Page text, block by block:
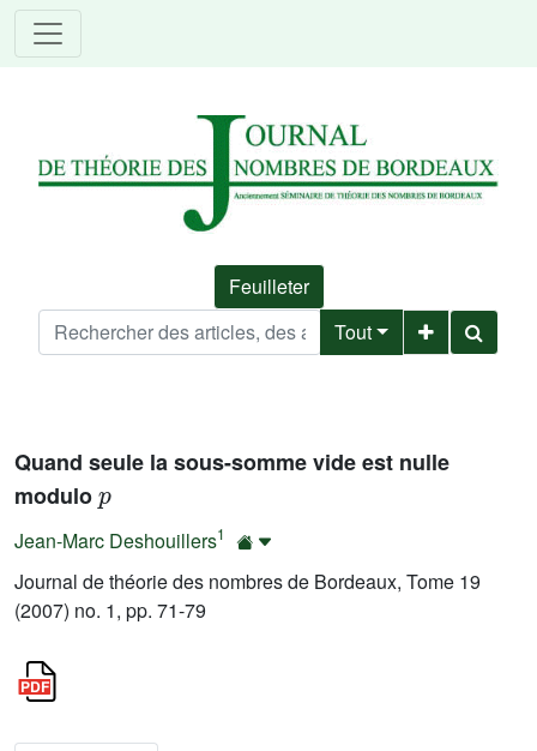
Feuilleter
Tout
Quand seule la sous-somme vide est nulle
modulo
p
Jean-Marc Deshouillers1
Journal de théorie des nombres de Bordeaux, Tome 19
(2007) no. 1, pp. 71-79